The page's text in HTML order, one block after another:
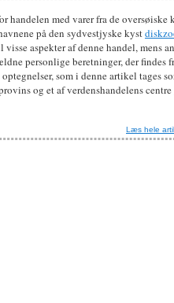
med varer fra de oversøiske
på den sydvestjyske kyst
aspekter af denne handel, mens
personlige beretninger, der findes
som i denne artikel tages
og et af verdenshandelens centre
Læs hele